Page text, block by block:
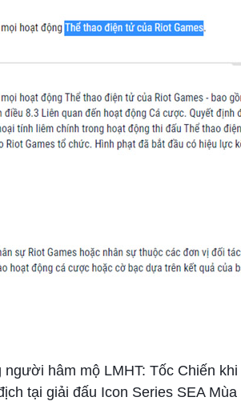
hâm mộ LMHT: Tốc Chiến
tại giải đấu Icon Series SEA